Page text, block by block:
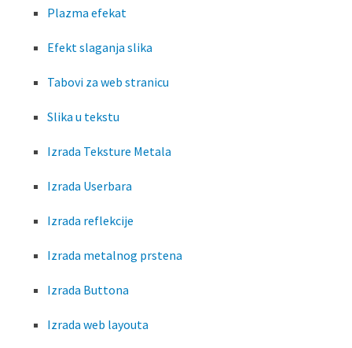
Plazma efekat
Efekt slaganja slika
Tabovi za web stranicu
Slika u tekstu
Izrada Teksture Metala
Izrada Userbara
Izrada reflekcije
Izrada metalnog prstena
Izrada Buttona
Izrada web layouta